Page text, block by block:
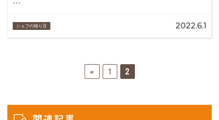
シェフの独り言 2022.6.1
« 1 2